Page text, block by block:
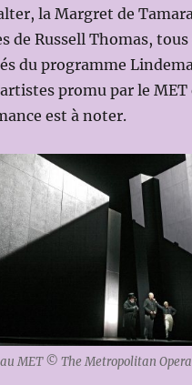
la Margret de
de Russell Thomas,
du programme
promu par le
est à noter.
MET © The Metropolitan Opera